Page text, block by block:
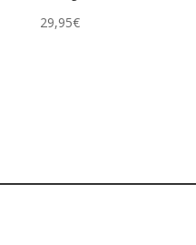
29,95€